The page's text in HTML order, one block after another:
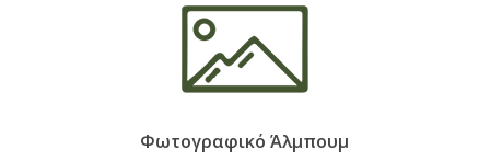
Φωτογραφικό Άλμπουμ